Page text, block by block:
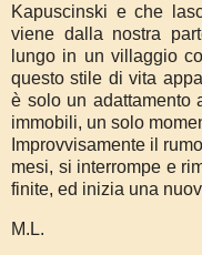
Kapuscinski e che
viene dalla nostra
lungo in un villaggio
questo stile di vita
è solo un adattamento
immobili, un solo
Improvvisamente il
mesi, si interrompe e
finite, ed inizia una
M.L.